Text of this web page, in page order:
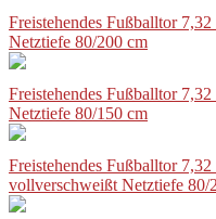
Freistehendes Fußballtor
Netztiefe 80/200 cm
Freistehendes Fußballtor
Netztiefe 80/150 cm
Freistehendes Fußballtor
vollverschweißt Netztiefe 80/